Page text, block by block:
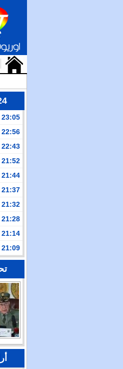
24
23:05
والتضييق
22:56
22:43
مسألة
21:52
العبور
21:44
منظمة
21:37
برنامج
21:32
العام
21:28
حرب غزة
21:14
يوظفان
21:09
بالشراكة